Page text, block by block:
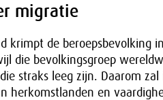
migratie
krimpt de
die bevolkingsgroep
straks leeg zijn. Daarom
herkomstlanden en